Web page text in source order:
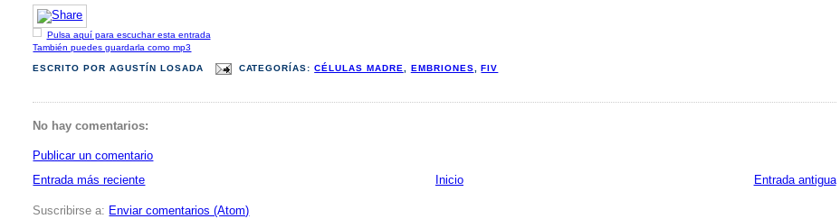
Pulsa aquí para escuchar esta entrada
También puedes guardarla como mp3
ESCRITO PORAGUSTÍN LOSADA CATEGORÍAS:CÉLULAS MADRE EMBRIONES ,FIV
No hay comentarios:
Publicar un comentario
Entrada más reciente
Entrada antigua
Inicio
Suscribirse a: Enviar comentarios (Atom)